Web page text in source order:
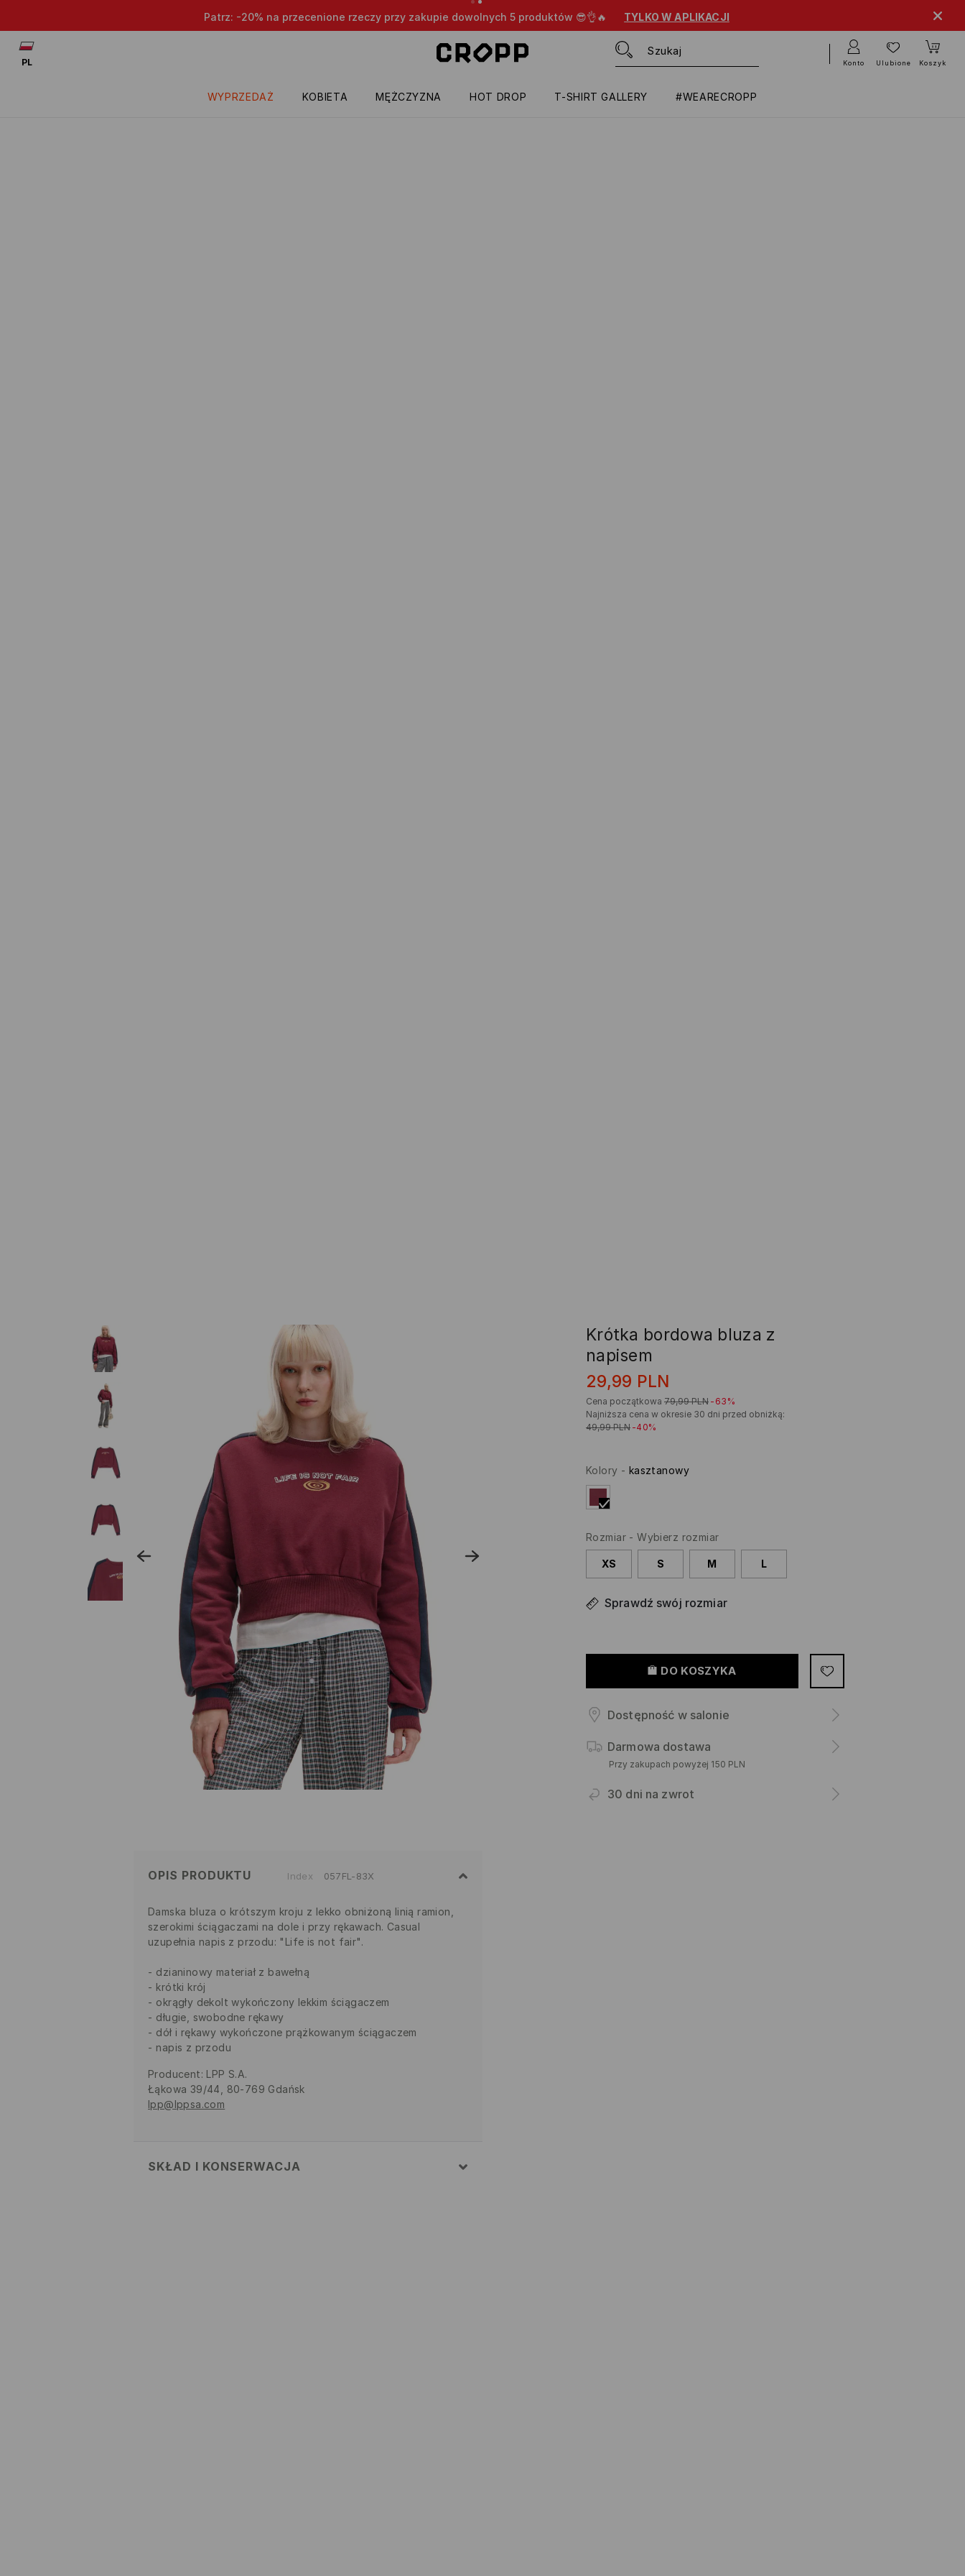
Patrz: -20% na przecenione rzeczy przy zakupie dowolnych 5 produktów 😎👌🔥 TYLKO W APLIKACJI
WYPRZEDAŻ KOBIETA MĘŻCZYZNA HOT DROP T-SHIRT GALLERY #WEARECROPP
PL Konto Ulubione Koszyk
Krótka bordowa bluza z
napisem
29,99 PLN
Cena początkowa 79,99 PLN -63%
Najniższa cena w okresie 30 dni przed obniżką:
49,99 PLN -40%
Kolory - kasztanowy
Rozmiar-Wybierz rozmiar
XS S M L
Sprawdź swój rozmiar
DO KOSZYKA
Dostępność w salonie
Darmowa dostawa
Przy zakupach powyżej 150 PLN
30 dni na zwrot
OPIS PRODUKTU Index 057FL-83X
Damska bluza o krótszym kroju z lekko obniżoną linią ramion,
szerokimi ściągaczami na dole i przy rękawach. Casual
uzupełnia napis z przodu: "Life is not fair".
dzianinowy materiał z bawełną
krótki krój
okrągły dekolt wykończony lekkim ściągaczem
długie, swobodne rękawy
dół i rękawy wykończone prążkowanym ściągaczem
napis z przodu
Producent: LPP S.A.
Łąkowa 39/44, 80-769 Gdańsk
lpp@lppsa.com
SKŁAD I KONSERWACJA